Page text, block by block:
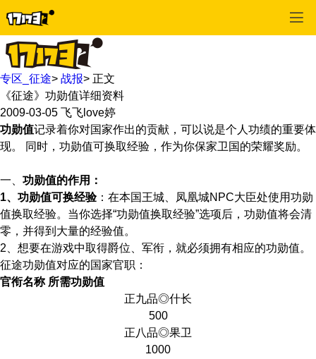
专区_征途> 战报> 正文
《征途》功勋值详细资料
2009-03-05 飞飞love婷
功勋值记录着你对国家作出的贡献，可以说是个人功绩的重要体
现。 同时，功勋值可换取经验，作为你保家卫国的荣耀奖励。
一、 功勋值的作用：
1、功勋值可换经验：在本国王城、凤凰城NPC大臣处使用功勋
值换取经验。当你选择“功勋值换取经验”选项后，功勋值将会清
零，并得到大量的经验值。
2、想要在游戏中取得爵位、军衔，就必须拥有相应的功勋值。
征途功勋值对应的国家官职：
官衔名称 所需功勋值
正九品◎什长
500
正八品◎果卫
1000